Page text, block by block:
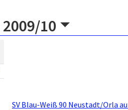
2009/10
SV Blau-Weiß 90 Neustadt/Orla